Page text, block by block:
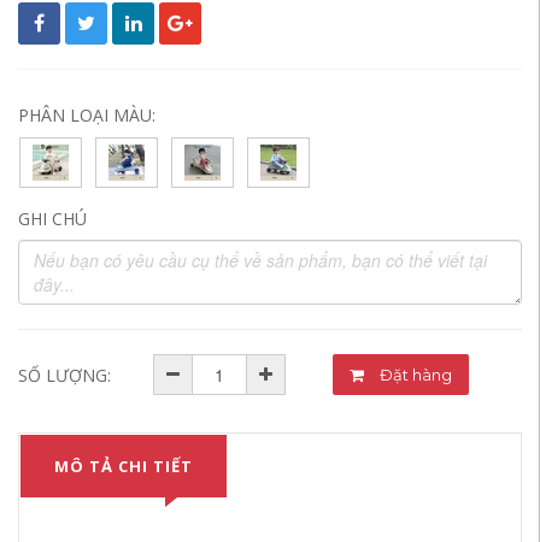
PHÂN LOẠI MÀU:
GHI CHÚ
SỐ LƯỢNG: Đặt hàng
MÔ TẢ CHI TIẾT